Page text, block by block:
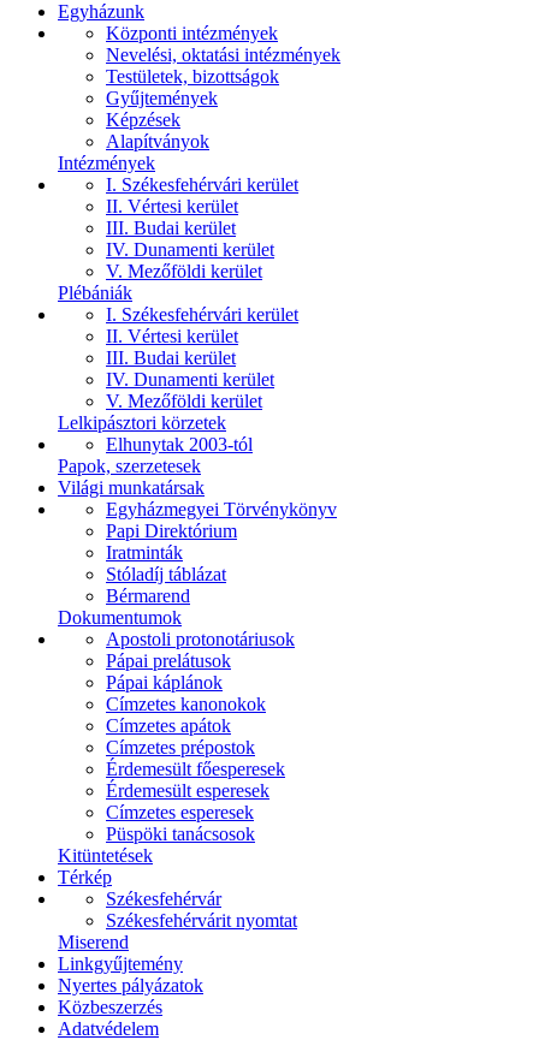
Egyházunk
Központi intézmények
Nevelési, oktatási intézmények
Testületek, bizottságok
Gyűjtemények
Képzések
Alapítványok
Intézmények
I. Székesfehérvári kerület
II. Vértesi kerület
III. Budai kerület
IV. Dunamenti kerület
V. Mezőföldi kerület
Plébániák
I. Székesfehérvári kerület
II. Vértesi kerület
III. Budai kerület
IV. Dunamenti kerület
V. Mezőföldi kerület
Lelkipásztori körzetek
Elhunytak 2003-tól
Papok, szerzetesek
Világi munkatársak
Egyházmegyei Törvénykönyv
Papi Direktórium
Iratminták
Stóladíj táblázat
Bérmarend
Dokumentumok
Apostoli protonotáriusok
Pápai prelátusok
Pápai káplánok
Címzetes kanonokok
Címzetes apátok
Címzetes prépostok
Érdemesült főesperesek
Érdemesült esperesek
Címzetes esperesek
Püspöki tanácsosok
Kitüntetések
Térkép
Székesfehérvár
Székesfehérvárit nyomtat
Miserend
Linkgyűjtemény
Nyertes pályázatok
Közbeszerzés
Adatvédelem